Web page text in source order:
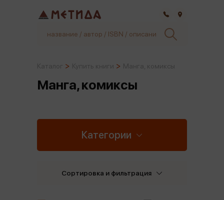
Манга, комиксы
Категории
Сортировка и фильтрация